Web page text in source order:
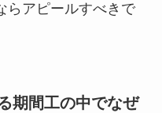
らアピールすべきで
期間工の中でなぜ